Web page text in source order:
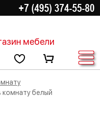
+7 (495) 374-55-80
мебели
комнату белый